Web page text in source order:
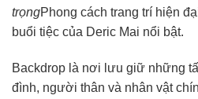
trọngPhong cách trang trí hiện
buổi tiệc của Deric Mai nổi bật.
Backdrop là nơi lưu giữ những
đình, người thân và nhân vật